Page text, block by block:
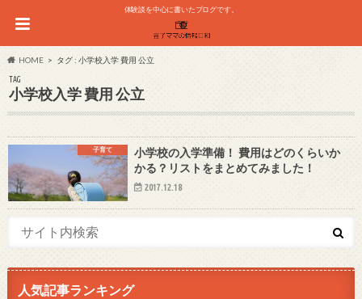
体験談を中心に書いたブログです。
HOME タグ : 小学校入学 費用 公立
TAG
小学校入学 費用 公立
子育て
小学校の入学準備！ 費用はどのくらいか
かる？リストをまとめてみました！
2017.12.18
人気記事ランキング